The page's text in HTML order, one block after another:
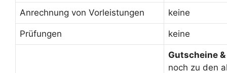
Anrechnung von Vorleistungen keine
Prüfungen keine
Gutscheine
noch zu den